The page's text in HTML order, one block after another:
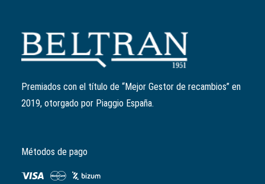
Correa bomba de aceite
286162
Premiados con el título de “Mejor Gestor de recambios” en
2019, otorgado por Piaggio España.
Métodos de pago